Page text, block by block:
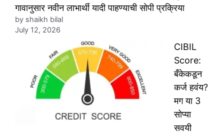
गावानुसार नवीन लाभार्थी यादी पाहण्याची सोपी प्रक्रिया
by shaikh bilal
July 12, 2026
CIBIL
Score:
बँकेकडून
कर्ज हवंय?
मग या 3
सोप्या
सवयी